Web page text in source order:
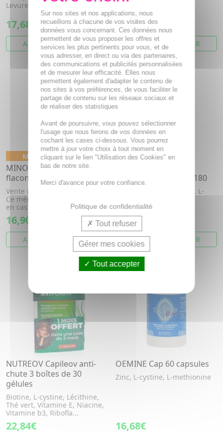
Levure de bière, Cuivre, Zinc
17,68€
AJOUTER AU PANIER
modérée (alopécie
androgénéti...
9,99€
AJOUTER AU PANIER
Médicament conseil
MINOXIDIL Bailleul 5 % 3
flacons de 60ml
Vente interdite chez la femme
Ce médicament est indiqué
en cas de chute de cheveux...
16,90€
AJOUTER AU PANIER
Keraphane gélules x 180
Prêle, Vitamine b6, Zinc, L-
15,59€
AJOUTER AU PANIER
NUTREOV Capileov anti-
chute 3 boîtes de 30
gélules
Biotine, L-cystine, Lécithine,
Thé vert, Vitamine E, Niacine,
Vitamine b3, Ribofla...
22,84€
OEMINE Cap 60 capsules
Zinc, L-cystine, L-methionine
16,68€
Sur nos sites et nos applications, nous
recueillons à chacune de vos visites des
données vous concernant. Ces données nous
permettent de vous proposer les offres et
services les plus pertinents pour vous, et de
vous adresser, en direct ou via des partenaires,
des communications et publicités personnalisées
et de mesurer leur efficacité. Elles nous
permettent également d'adapter le contenu de
nos sites à vos préférences, de vous faciliter le
partage de contenu sur les réseaux sociaux et
de réaliser des statistiques
Avant de poursuivre, vous pouvez sélectionner
l'usage que nous ferons de vos données en
cochant les cases ci-dessous. Vous pourrez
mettre à jour votre choix à tout moment en
cliquant sur le lien "Utilisation des Cookies" en
bas de notre site.
Merci d'avance pour votre confiance.
Politique de confidentialité
Tout refuser
Gérer mes cookies
Tout accepter